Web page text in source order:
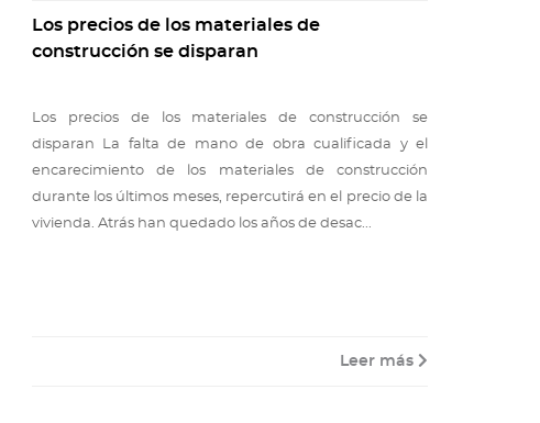
Los precios de los materiales de
construcción se disparan
Los precios de los materiales de construcción se
disparan La falta de mano de obra cualificada y el
encarecimiento de los materiales de construcción
durante los últimos meses, repercutirá en el precio de la
vivienda. Atrás han quedado los años de desac...
Leer más